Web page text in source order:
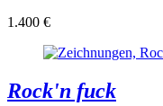
1.400 €
Rock'n fuck